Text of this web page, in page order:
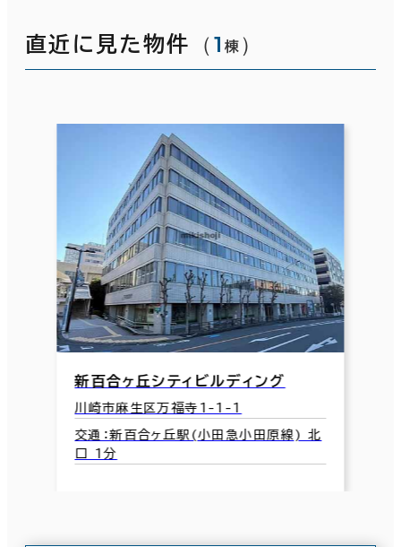
直近に見た物件 （1 棟 ）
新百合ヶ丘シティビルディング
川崎市麻生区万福寺1-1-1
交通：新百合ヶ丘駅(小田急小田原線) 北
口 1分